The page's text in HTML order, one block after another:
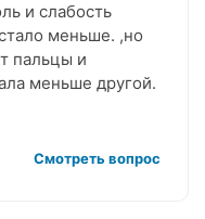
и слабость
меньше. ,но
пальцы и
меньше другой.
Смотреть вопрос